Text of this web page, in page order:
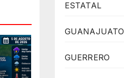
ESTATAL
GUANAJUATO
GUERRERO